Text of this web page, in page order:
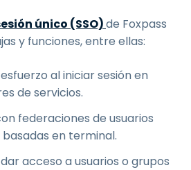
único (SSO)de Foxpass
y funciones, entre ellas:
al iniciar sesión en
de servicios.
federaciones de usuarios
en terminal.
acceso a usuarios o grupos